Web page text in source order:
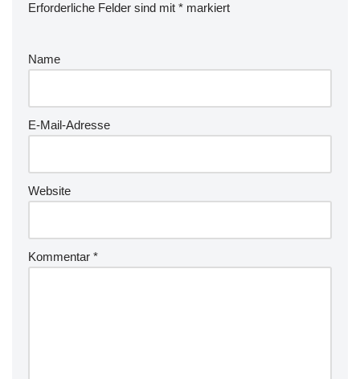
Erforderliche Felder sind mit * markiert
Name
E-Mail-Adresse
Website
Kommentar *